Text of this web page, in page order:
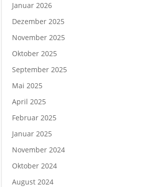
Januar 2026
Dezember 2025
November 2025
Oktober 2025
September 2025
Mai 2025
April 2025
Februar 2025
Januar 2025
November 2024
Oktober 2024
August 2024